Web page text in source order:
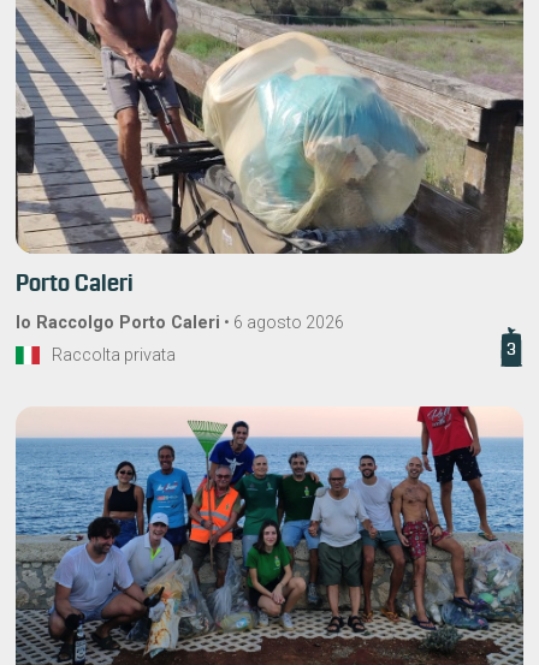
Porto Caleri
Io Raccolgo Porto Caleri • 6 agosto 2026
Raccolta privata
3